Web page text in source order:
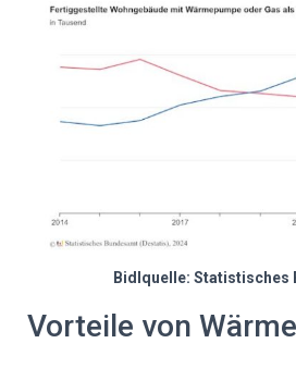
Bidlquelle: Statistisches
Vorteile von